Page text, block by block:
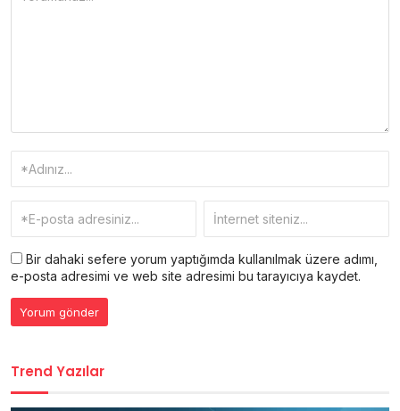
Bir dahaki sefere yorum yaptığımda kullanılmak üzere adımı,
e-posta adresimi ve web site adresimi bu tarayıcıya kaydet.
Trend Yazılar